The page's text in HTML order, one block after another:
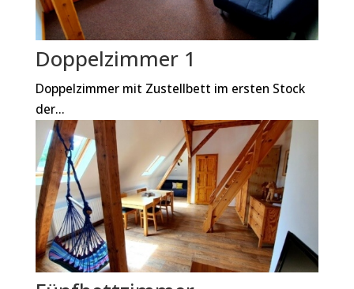
Doppelzimmer 1
Doppelzimmer mit Zustellbett im ersten Stock
der...